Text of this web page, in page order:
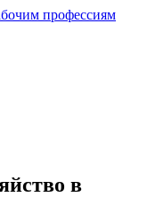
профессиям
в